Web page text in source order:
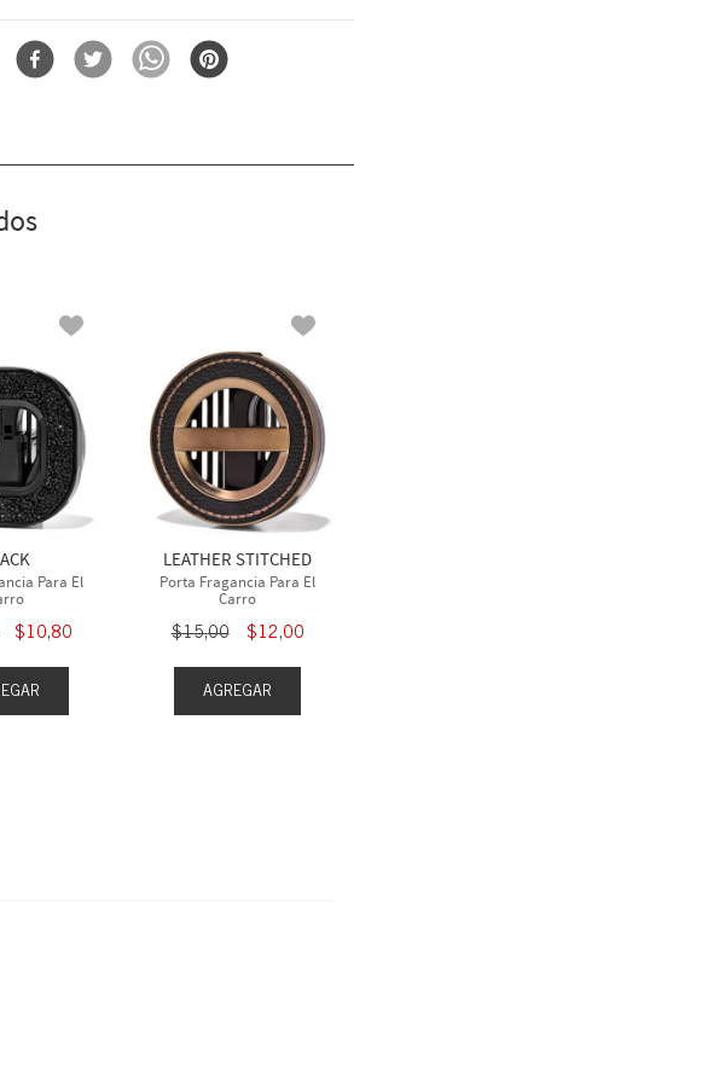
Porta Fragancia Para El Carro
Para El
$10,80
LEATHER STITCHED
Porta Fragancia Para El
Carro
$15,00 $12,00
AGREGAR